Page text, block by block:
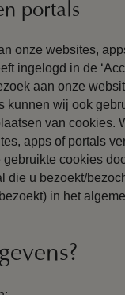
portals
onze websites,
ingelogd in de
aan onze
kunnen wij ook
van cookies.
apps of portals
cookies
die u bezoekt/
in het